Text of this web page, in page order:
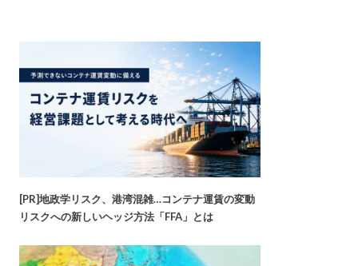
[PR]地政学リスク、港湾混雑…コンテナ運賃の変動
リスクへの新しいヘッジ方法「FFA」とは